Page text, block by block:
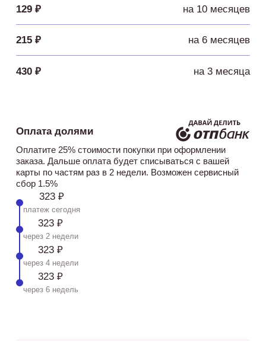
129 ₽ на 10 месяцев
215 ₽ на 6 месяцев
430 ₽ на 3 месяца
Оплата долями
Оплатите 25% стоимости покупки при оформлении
заказа. Дальше оплата будет списываться с вашей
карты по частям раз в 2 недели. Возможен сервисный
сбор 1.5%
323 ₽
платеж сегодня
323 ₽
через 2 недели
323 ₽
через 4 недели
323 ₽
через 6 недель